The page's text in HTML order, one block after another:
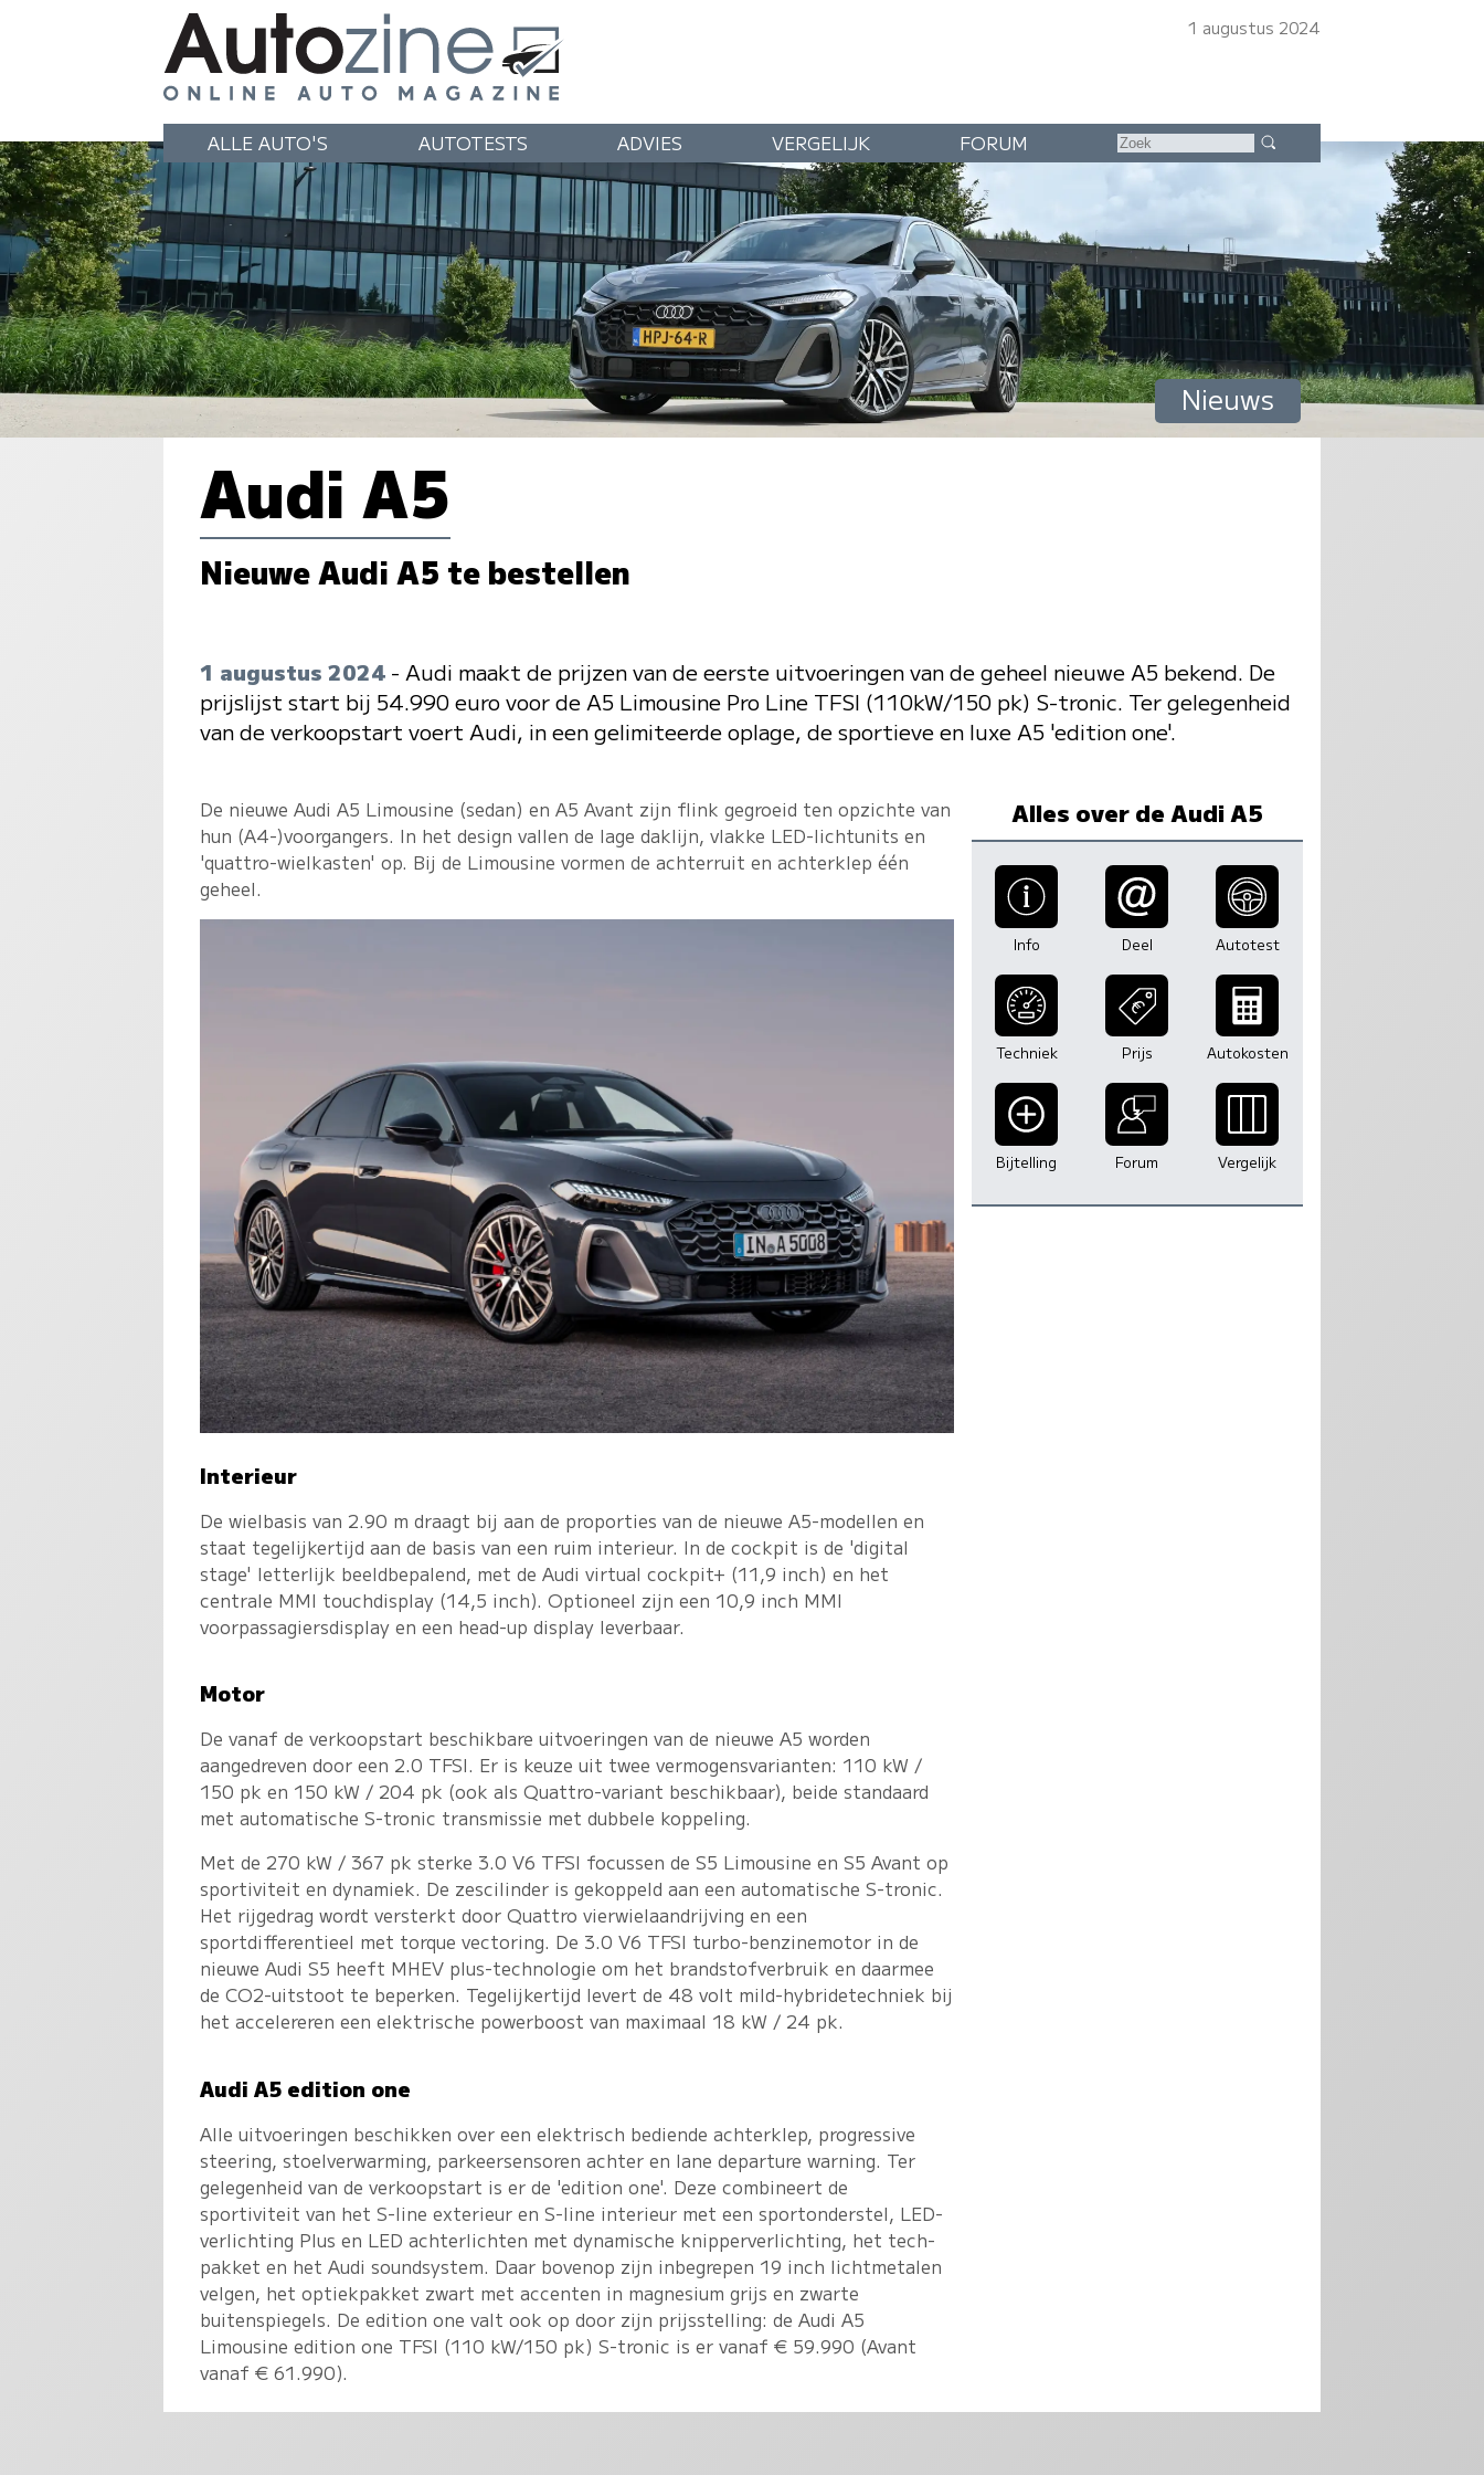
1 augustus 2024
ALLE AUTO'S AUTOTESTS ADVIES VERGELIJK FORUM
Nieuws
Audi A5
Nieuwe Audi A5 te bestellen
1 augustus 2024 - Audi maakt de prijzen van de eerste uitvoeringen van de geheel nieuwe A5 bekend. De
prijslijst start bij 54.990 euro voor de A5 Limousine Pro Line TFSI (110kW/150 pk) S-tronic. Ter gelegenheid
van de verkoopstart voert Audi, in een gelimiteerde oplage, de sportieve en luxe A5 'edition one'.
De nieuwe Audi A5 Limousine (sedan) en A5 Avant zijn flink gegroeid ten opzichte van
hun (A4-)voorgangers. In het design vallen de lage daklijn, vlakke LED-lichtunits en
'quattro-wielkasten' op. Bij de Limousine vormen de achterruit en achterklep één
geheel.
Interieur
De wielbasis van 2.90 m draagt bij aan de proporties van de nieuwe A5-modellen en
staat tegelijkertijd aan de basis van een ruim interieur. In de cockpit is de 'digital
stage' letterlijk beeldbepalend, met de Audi virtual cockpit+ (11,9 inch) en het
centrale MMI touchdisplay (14,5 inch). Optioneel zijn een 10,9 inch MMI
voorpassagiersdisplay en een head-up display leverbaar.
Motor
De vanaf de verkoopstart beschikbare uitvoeringen van de nieuwe A5 worden
aangedreven door een 2.0 TFSI. Er is keuze uit twee vermogensvarianten: 110 kW /
150 pk en 150 kW / 204 pk (ook als Quattro-variant beschikbaar), beide standaard
met automatische S-tronic transmissie met dubbele koppeling.
Met de 270 kW / 367 pk sterke 3.0 V6 TFSI focussen de S5 Limousine en S5 Avant op
sportiviteit en dynamiek. De zescilinder is gekoppeld aan een automatische S-tronic.
Het rijgedrag wordt versterkt door Quattro vierwielaandrijving en een
sportdifferentieel met torque vectoring. De 3.0 V6 TFSI turbo-benzinemotor in de
nieuwe Audi S5 heeft MHEV plus-technologie om het brandstofverbruik en daarmee
de CO2-uitstoot te beperken. Tegelijkertijd levert de 48 volt mild-hybridetechniek bij
het accelereren een elektrische powerboost van maximaal 18 kW / 24 pk.
Audi A5 edition one
Alle uitvoeringen beschikken over een elektrisch bediende achterklep, progressive
steering, stoelverwarming, parkeersensoren achter en lane departure warning. Ter
gelegenheid van de verkoopstart is er de 'edition one'. Deze combineert de
sportiviteit van het S-line exterieur en S-line interieur met een sportonderstel, LED-
verlichting Plus en LED achterlichten met dynamische knipperverlichting, het tech-
pakket en het Audi soundsystem. Daar bovenop zijn inbegrepen 19 inch lichtmetalen
velgen, het optiekpakket zwart met accenten in magnesium grijs en zwarte
buitenspiegels. De edition one valt ook op door zijn prijsstelling: de Audi A5
Limousine edition one TFSI (110 kW/150 pk) S-tronic is er vanaf € 59.990 (Avant
vanaf € 61.990).
Alles over de Audi A5
Info Deel Autotest
Techniek Prijs Autokosten
Bijtelling Forum Vergelijk